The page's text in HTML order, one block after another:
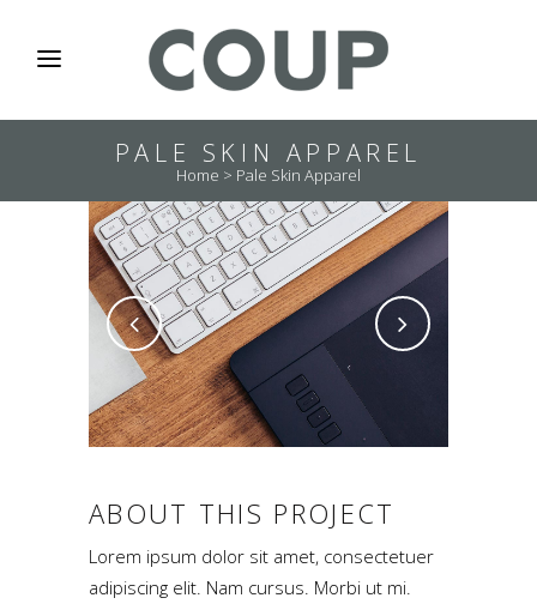
PALE SKIN APPAREL
Home > Pale Skin Apparel
ABOUT THIS PROJECT
Lorem ipsum dolor sit amet, consectetuer
adipiscing elit. Nam cursus. Morbi ut mi.